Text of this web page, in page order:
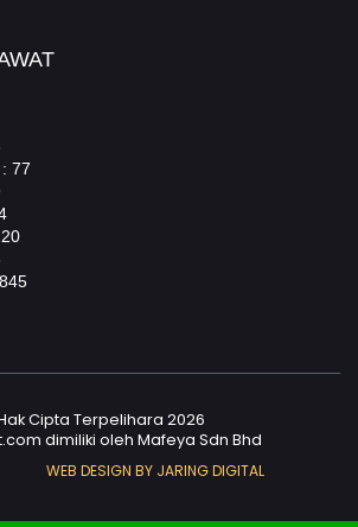
77
Cipta Terpelihara 2026
dimiliki oleh Mafeya Sdn Bhd
WEB DESIGN BY JARING DIGITAL